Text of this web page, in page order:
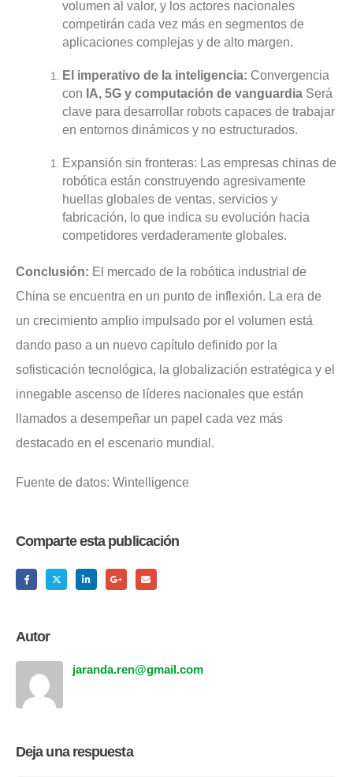
volumen al valor, y los actores nacionales
competirán cada vez más en segmentos de
aplicaciones complejas y de alto margen.
El imperativo de la inteligencia: Convergencia
con IA, 5G y computación de vanguardia Será
clave para desarrollar robots capaces de trabajar
en entornos dinámicos y no estructurados.
Expansión sin fronteras: Las empresas chinas de
robótica están construyendo agresivamente
huellas globales de ventas, servicios y
fabricación, lo que indica su evolución hacia
competidores verdaderamente globales.
Conclusión: El mercado de la robótica industrial de
China se encuentra en un punto de inflexión. La era de
un crecimiento amplio impulsado por el volumen está
dando paso a un nuevo capítulo definido por la
sofisticación tecnológica, la globalización estratégica y el
innegable ascenso de líderes nacionales que están
llamados a desempeñar un papel cada vez más
destacado en el escenario mundial.
Fuente de datos: Wintelligence
Comparte esta publicación
Autor
jaranda.ren@gmail.com
Deja una respuesta